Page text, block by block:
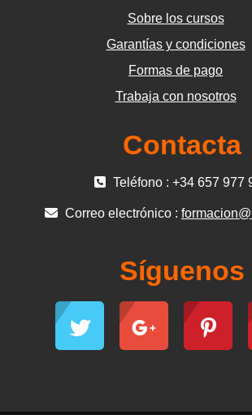
Sobre los cursos
Garantías y condiciones
Formas de pago
Trabaja con nosotros
Contacta
Teléfono : +34 657 977
Correo electrónico :
Síguenos